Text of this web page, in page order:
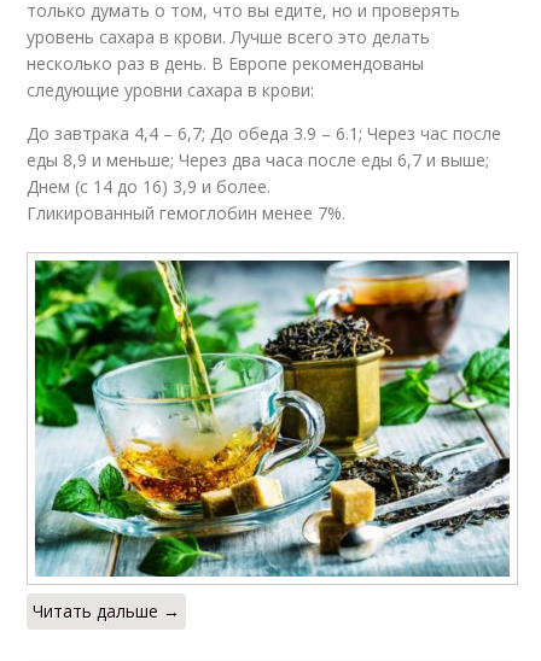
только думать о том, что вы едите, но и проверять
уровень сахара в крови. Лучше всего это делать
несколько раз в день. В Европе рекомендованы
следующие уровни сахара в крови:
До завтрака 4,4 – 6,7; До обеда 3.9 – 6.1; Через час после
еды 8,9 и меньше; Через два часа после еды 6,7 и выше;
Днем (с 14 до 16) 3,9 и более.
Гликированный гемоглобин менее 7%.
Читать дальше →